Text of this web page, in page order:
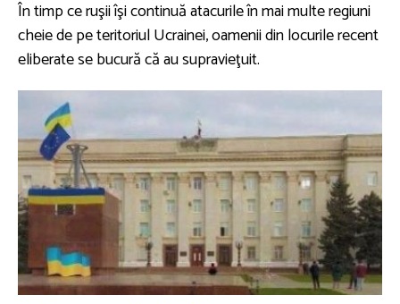
În timp ce ruşii îşi continuă atacurile în mai multe regiuni
cheie de pe teritoriul Ucrainei, oamenii din locurile recent
eliberate se bucură că au supravieţuit.